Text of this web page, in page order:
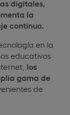
digitales,
la
continuo.
en la
educativos
los
gama de
de